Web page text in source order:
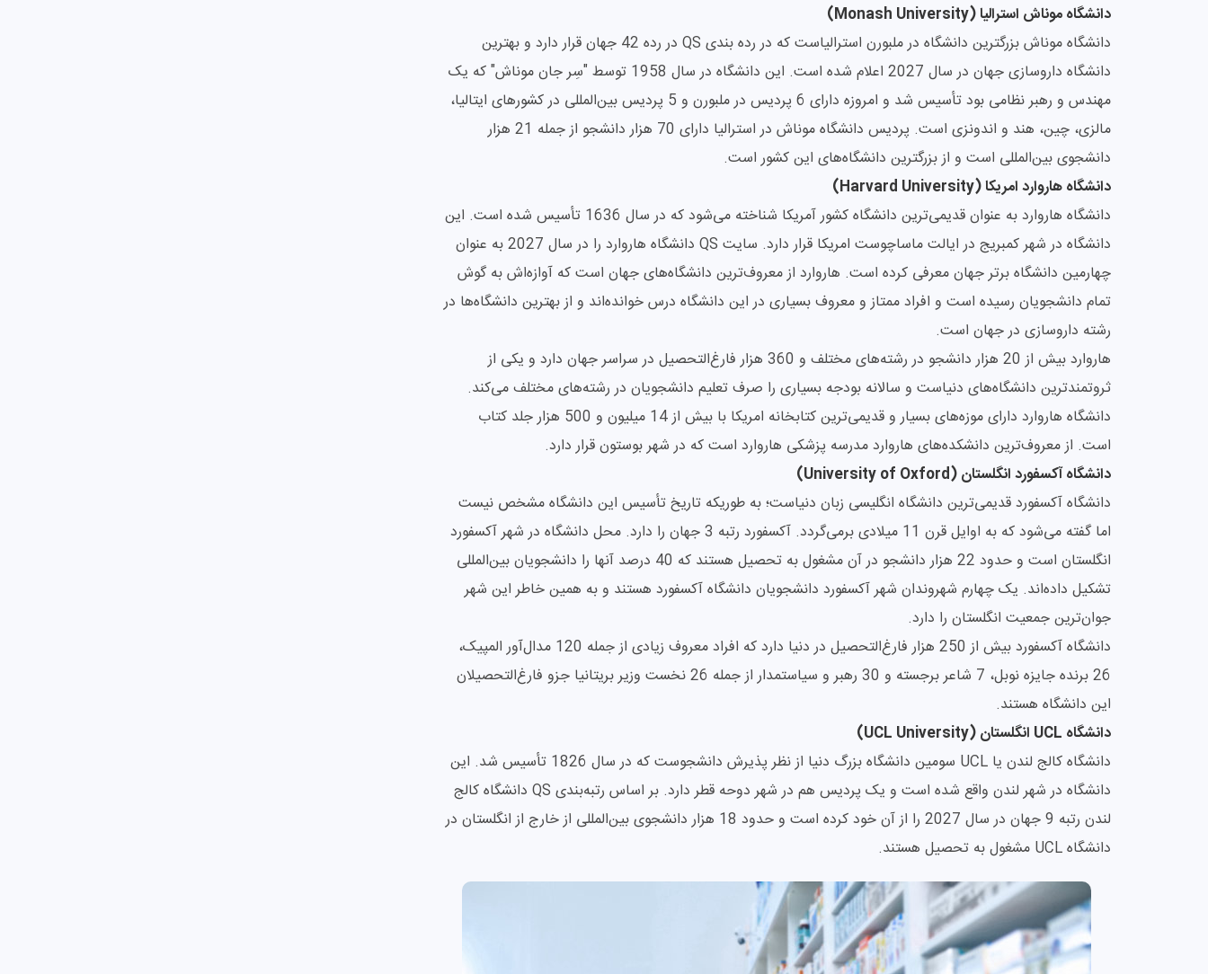
دانشگاه موناش استرالیا (Monash University)
دانشگاه موناش بزرگترین دانشگاه در ملبورن استرالیاست که در رده بندی QS در رده 42 جهان قرار دارد و بهترین
دانشگاه داروسازی جهان در سال 2027 اعلام شده است. این دانشگاه در سال 1958 توسط "سِر جان موناش" که یک
مهندس و رهبر نظامی بود تأسیس شد و امروزه دارای 6 پردیس در ملبورن و 5 پردیس بین‌المللی در کشورهای ایتالیا،
مالزی، چین، هند و اندونزی است. پردیس دانشگاه موناش در استرالیا دارای 70 هزار دانشجو از جمله 21 هزار
دانشجوی بین‌المللی است و از بزرگترین دانشگاه‌های این کشور است.
دانشگاه هاروارد امریکا (Harvard University)
دانشگاه هاروارد به عنوان قدیمی‌ترین دانشگاه کشور آمریکا شناخته می‌شود که در سال 1636 تأسیس شده است. این
دانشگاه در شهر کمبریج در ایالت ماساچوست امریکا قرار دارد. سایت QS دانشگاه هاروارد را در سال 2027 به عنوان
چهارمین دانشگاه برتر جهان معرفی کرده است. هاروارد از معروف‌ترین دانشگاه‌های جهان است که آوازه‌اش به گوش
تمام دانشجویان رسیده است و افراد ممتاز و معروف بسیاری در این دانشگاه درس خوانده‌اند و از بهترین دانشگاه‌ها در
رشته داروسازی در جهان است.
هاروارد بیش از 20 هزار دانشجو در رشته‌های مختلف و 360 هزار فارغ‌التحصیل در سراسر جهان دارد و یکی از
ثروتمند‌ترین دانشگاه‌های دنیاست و سالانه بودجه بسیاری را صرف تعلیم دانشجویان در رشته‌های مختلف می‌کند.
دانشگاه هاروارد دارای موزه‌های بسیار و قدیمی‌ترین کتابخانه امریکا با بیش از 14 میلیون و 500 هزار جلد کتاب
است. از معروف‌ترین دانشکده‌های هاروارد مدرسه پزشکی هاروارد است که در شهر بوستون قرار دارد.
دانشگاه آکسفورد انگلستان (University of Oxford)
دانشگاه آکسفورد قدیمی‌ترین دانشگاه انگلیسی زبان دنیاست؛ به طوریکه تاریخ تأسیس این دانشگاه مشخص نیست
اما گفته می‌شود که به اوایل قرن 11 میلادی برمی‌گردد. آکسفورد رتبه 3 جهان را دارد. محل دانشگاه در شهر آکسفورد
انگلستان است و حدود 22 هزار دانشجو در آن مشغول به تحصیل هستند که 40 درصد آنها را دانشجویان بین‌المللی
تشکیل داده‌اند. یک چهارم شهروندان شهر آکسفورد دانشجویان دانشگاه آکسفورد هستند و به همین خاطر این شهر
جوان‌ترین جمعیت انگلستان را دارد.
دانشگاه آکسفورد بیش از 250 هزار فارغ‌التحصیل در دنیا دارد که افراد معروف زیادی از جمله 120 مدال‌آور المپیک،
26 برنده جایزه نوبل، 7 شاعر برجسته و 30 رهبر و سیاستمدار از جمله 26 نخست وزیر بریتانیا جزو فارغ‌التحصیلان
این دانشگاه هستند.
دانشگاه UCL انگلستان (UCL University)
دانشگاه کالج لندن یا UCL سومین دانشگاه بزرگ دنیا از نظر پذیرش دانشجوست که در سال 1826 تأسیس شد. این
دانشگاه در شهر لندن واقع شده است و یک پردیس هم در شهر دوحه قطر دارد. بر اساس رتبه‌بندی QS دانشگاه کالج
لندن رتبه 9 جهان در سال 2027 را از آن خود کرده است و حدود 18 هزار دانشجوی بین‌المللی از خارج از انگلستان در
دانشگاه UCL مشغول به تحصیل هستند.